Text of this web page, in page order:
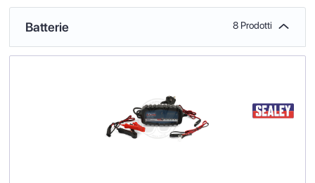
Batterie 8 Prodotti